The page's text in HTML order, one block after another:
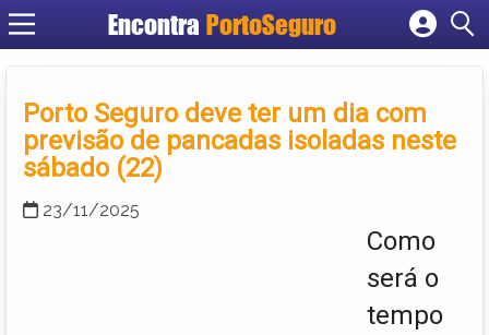
Encontra PortoSeguro
Cadastrar empresa
Criar conta
Porto Seguro deve ter um dia com
previsão de pancadas isoladas neste
sábado (22)
23/11/2025
Como
será o
tempo